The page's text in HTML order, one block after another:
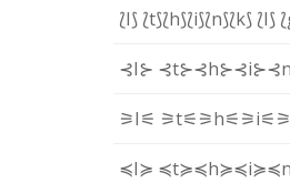
⟅I⟆ ⟅t⟆⟅h⟆⟅i⟆⟅n⟆⟅k⟆ ⟅I⟆
⊰I⊱ ⊰t⊱⊰h⊱⊰i⊱
⚞I⚟ ⚞t⚟⚞h⚟⚞i⚟
≼I≽ ≼t≽≼h≽≼i≽